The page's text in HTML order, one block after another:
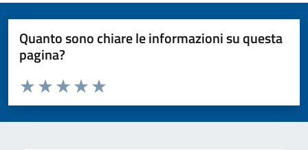
Quanto sono chiare le informazioni su questa
pagina?
Valuta da 1 a 5 stelle la pagina
Valuta 5 stelle su 5
Valuta 4 stelle su 5
Valuta 3 stelle su 5
Valuta 2 stelle su 5
Valuta 1 stelle su 5